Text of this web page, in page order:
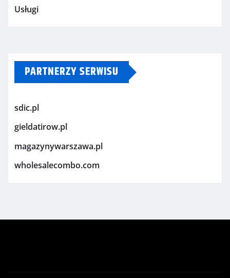
Usługi
PARTNERZY SERWISU
sdic.pl
gieldatirow.pl
magazynywarszawa.pl
wholesalecombo.com